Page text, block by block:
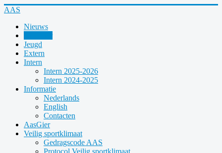
AAS
Nieuws
Jeugd
Extern
Intern
Intern 2025-2026
Intern 2024-2025
Informatie
Nederlands
English
Contacten
AasGier
Veilig sportklimaat
Gedragscode AAS
Protocol Veilig sportklimaat
Year
Month
Year
Month